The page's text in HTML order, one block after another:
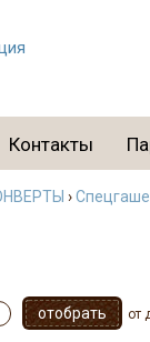
Контакты
›
от